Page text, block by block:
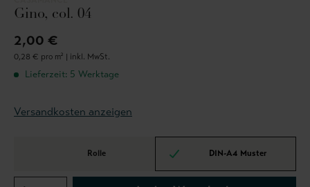
Gino, col. 04
2,00 €
0,28 € pro m² | inkl. MwSt.
Lieferzeit: 5 Werktage
Versandkosten anzeigen
Rolle DIN-A4 Muster